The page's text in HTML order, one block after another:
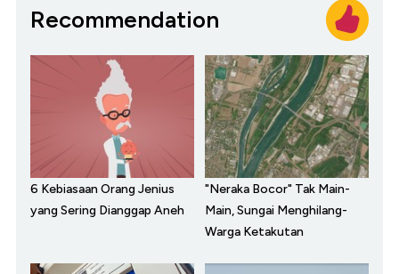
Recommendation
6 Kebiasaan Orang Jenius
yang Sering Dianggap Aneh
"Neraka Bocor" Tak Main-
Main, Sungai Menghilang-
Warga Ketakutan